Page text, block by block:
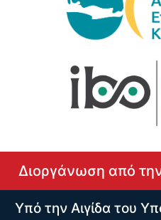
Διοργάνωση από
Υπό την Αιγίδα του